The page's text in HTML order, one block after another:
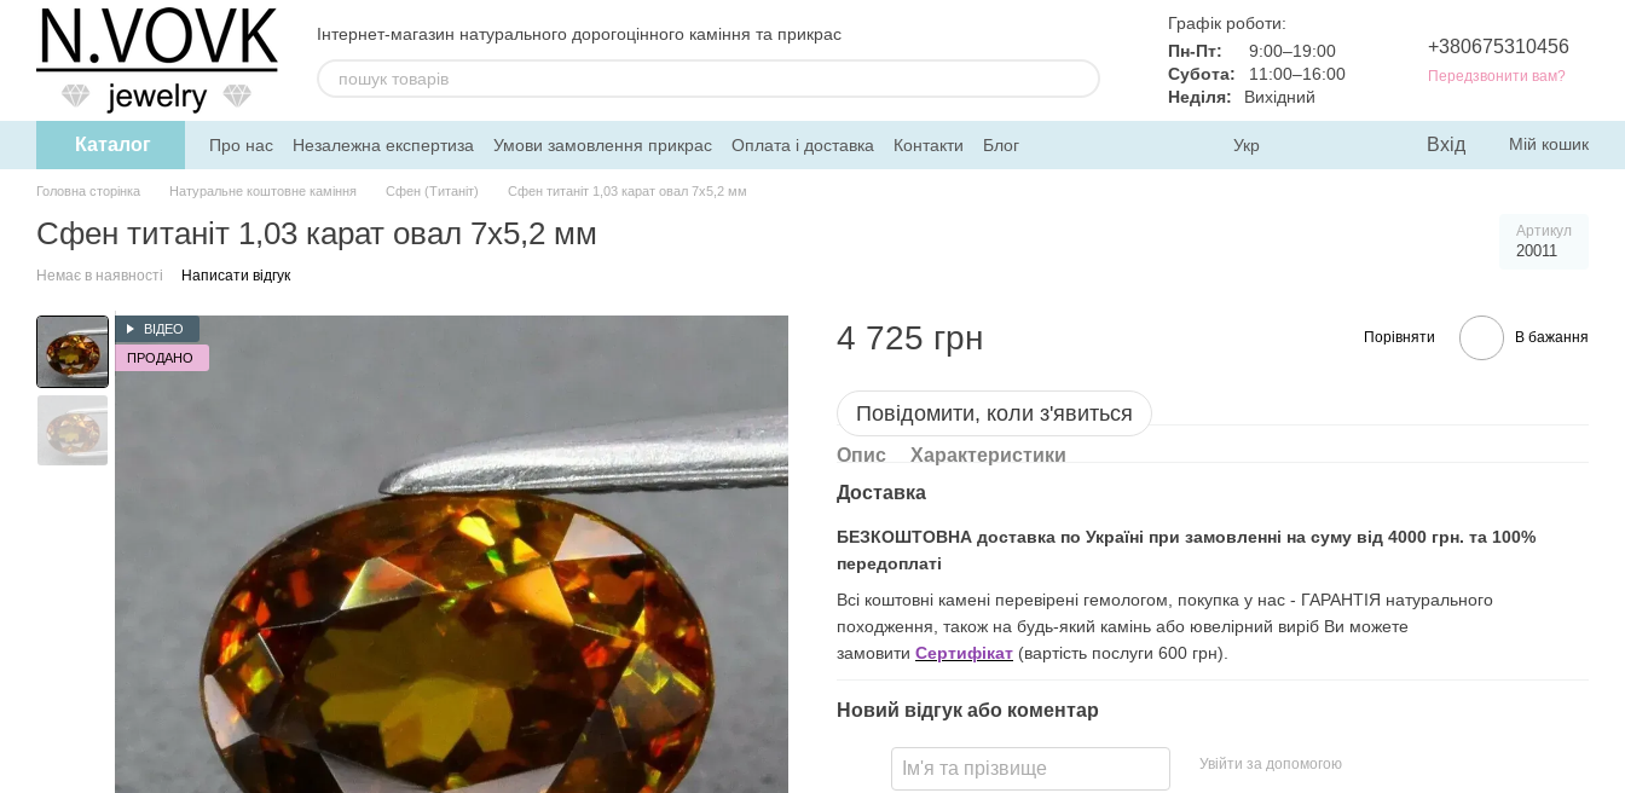
Перейти до основного контенту
Інтернет-магазин натурального дорогоцінного каміння та прикрас
Графік роботи:
Пн-Пт:
9:00–19:00
Субота:
11:00–16:00
Неділя:
Вихідний
+380675310456
Передзвонити вам?
Каталог Про нас Незалежна експертиза Умови замовлення прикрас Оплата і доставка Контакти
Блог
Дисконтна програма
Укр Вхід Мій кошик
Головна сторінка Натуральне коштовне каміння Сфен (Титаніт) Сфен титаніт 1,03 карат овал 7х5,2 мм
Сфен титаніт 1,03 карат овал 7х5,2 мм Артикул
20011
Немає в наявності Написати відгук
ВІДЕО
ПРОДАНО
4 725 грн Порівняти В бажання
Повідомити, коли з'явиться
Опис
Характеристики
Доставка
БЕЗКОШТОВНА доставка по Україні при замовленні на суму від 4000 грн. та 100%
передоплаті
Всі коштовні камені перевірені гемологом, покупка у нас - ГАРАНТІЯ натурального
походження, також на будь-який камінь або ювелірний виріб Ви можете
замовити Сертифікат (вартість послуги 600 грн).
Новий відгук або коментар
Увійти за допомогою